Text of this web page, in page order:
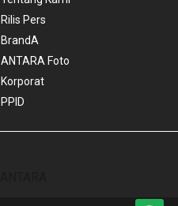
Rilis Pers
BrandA
ANTARA Foto
Korporat
PPID